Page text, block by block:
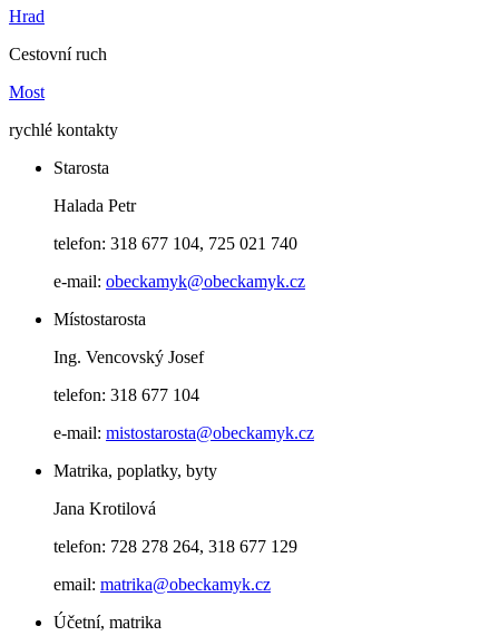
Hrad
Cestovní ruch
Most
rychlé kontakty
Starosta
Halada Petr
telefon: 318 677 104, 725 021 740
e-mail: obeckamyk@obeckamyk.cz
Místostarosta
Ing. Vencovský Josef
telefon: 318 677 104
e-mail: mistostarosta@obeckamyk.cz
Matrika, poplatky, byty
Jana Krotilová
telefon: 728 278 264, 318 677 129
email: matrika@obeckamyk.cz
Účetní, matrika